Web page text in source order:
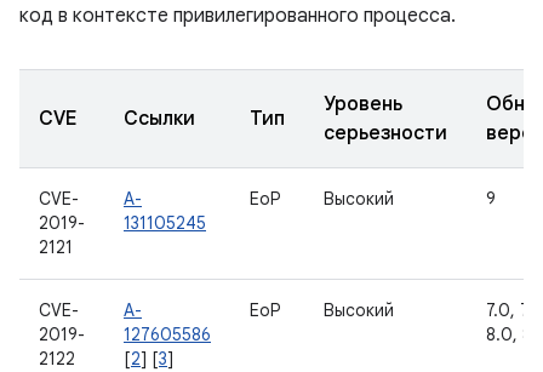
код в контексте привилегированного процесса.
CVE Ссылки Тип
Уровень
серьезности
CVE-
2019-
2121
A-
131105245
EoP Высокий 9
CVE-
2019-
2122
A-
127605586
[2] [3]
EoP Высокий
7.0,
8.0,